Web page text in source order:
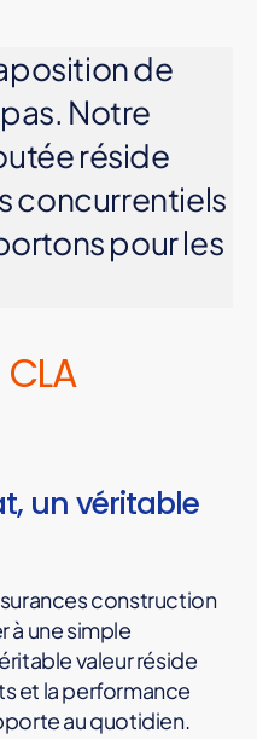
de
Notre
réside
concurrentiels
pour les
un véritable
construction
à une simple
valeur réside
et la performance
au quotidien.